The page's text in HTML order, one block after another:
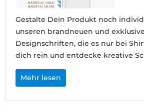
Gestalte Dein Produkt noch
unseren brandneuen und
Designschriften, die es nur bei
dich rein und entdecke kreative
Mehr lesen